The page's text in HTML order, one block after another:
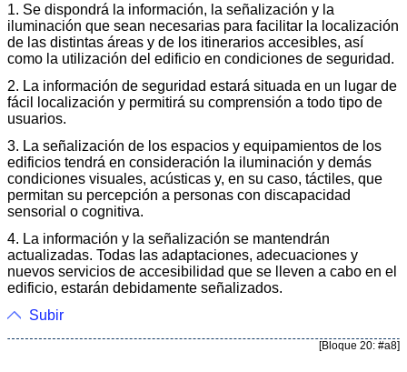
1. Se dispondrá la información, la señalización y la
iluminación que sean necesarias para facilitar la localización
de las distintas áreas y de los itinerarios accesibles, así
como la utilización del edificio en condiciones de seguridad.
2. La información de seguridad estará situada en un lugar de
fácil localización y permitirá su comprensión a todo tipo de
usuarios.
3. La señalización de los espacios y equipamientos de los
edificios tendrá en consideración la iluminación y demás
condiciones visuales, acústicas y, en su caso, táctiles, que
permitan su percepción a personas con discapacidad
sensorial o cognitiva.
4. La información y la señalización se mantendrán
actualizadas. Todas las adaptaciones, adecuaciones y
nuevos servicios de accesibilidad que se lleven a cabo en el
edificio, estarán debidamente señalizados.
Subir
[Bloque 20: #a8]